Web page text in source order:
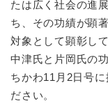
たは広く社会の進
ち、その功績が顕
対象として顕彰して
中津氏と片岡氏の
ちかわ11月2日号
ださい。